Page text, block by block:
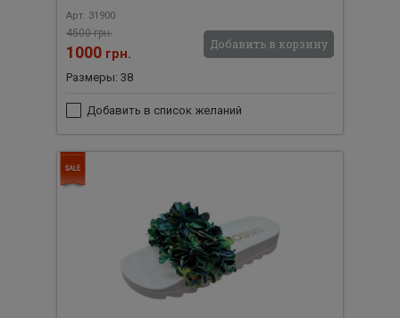
Арт: 31900
4500 грн.
1000 грн.
Добавить в корзину
Размеры: 38
Добавить в список желаний